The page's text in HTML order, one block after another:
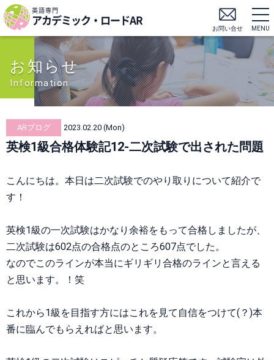
英語専門
アカデミック・ロードAR
お問い合せ MENU
お知らせ
Information
ARブログ 2023.02.20 (Mon)
英検1級合格体験記12-二次試験で出された問題
こんにちは。本日は二次試験でのやり取りについて紹介で
す！
英検1級の一次試験はかなり余裕をもって合格しましたが、
二次試験は602点の合格点のところ607点でした。
なのでこのラインが本当にギリギリ合格のラインと言える
と思います。！笑
これから1級を目指す方にはこれを見て自信をつけて(？)本
番に臨んでもらえればと思います。